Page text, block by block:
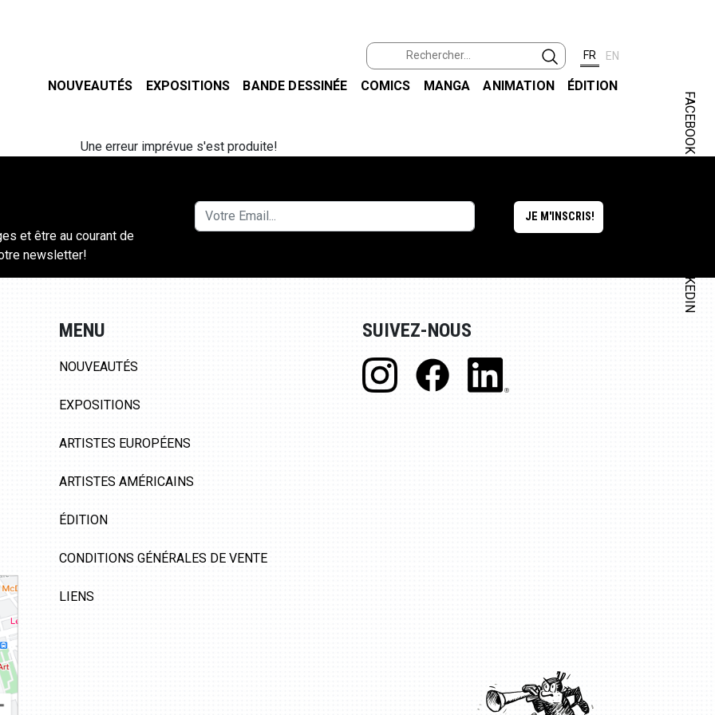
FR EN
NOUVEAUTÉS EXPOSITIONS BANDE DESSINÉE COMICS MANGA ANIMATION ÉDITION
FACEBOOK
LINKEDIN
Une erreur imprévue s'est produite!
et être au courant de
newsletter!
MENU
NOUVEAUTÉS
EXPOSITIONS
ARTISTES EUROPÉENS
ARTISTES AMÉRICAINS
ÉDITION
CONDITIONS GÉNÉRALES DE VENTE
LIENS
SUIVEZ-NOUS